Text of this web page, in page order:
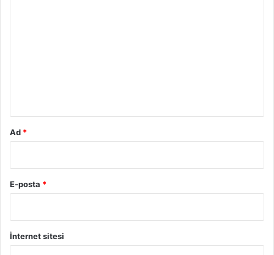
Ad *
E-posta *
İnternet sitesi